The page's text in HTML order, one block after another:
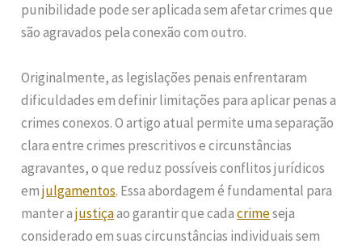
punibilidade pode ser aplicada sem afetar crimes que
são agravados pela conexão com outro.
Originalmente, as legislações penais enfrentaram
dificuldades em definir limitações para aplicar penas a
crimes conexos. O artigo atual permite uma separação
clara entre crimes prescritivos e circunstâncias
agravantes, o que reduz possíveis conflitos jurídicos
emjulgamentos. Essa abordagem é fundamental para
manter ajustiçaao garantir que cadacrimeseja
considerado em suas circunstâncias individuais sem